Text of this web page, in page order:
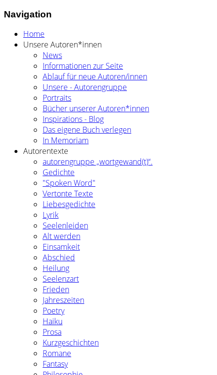
Navigation
Home
Unsere Autoren*innen
News
Informationen zur Seite
Ablauf für neue Autoren/innen
Unsere - Autorengruppe
Portraits
Bücher unserer Autoren*innen
Inspirations - Blog
Das eigene Buch verlegen
In Memoriam
Autorentexte
autorengruppe „wortgewand(t)“.
Gedichte
"Spoken Word"
Vertonte Texte
Liebesgedichte
Lyrik
Seelenleiden
Alt werden
Einsamkeit
Abschied
Heilung
Seelenzart
Frieden
Jahreszeiten
Poetry
Haiku
Prosa
Kurzgeschichten
Romane
Fantasy